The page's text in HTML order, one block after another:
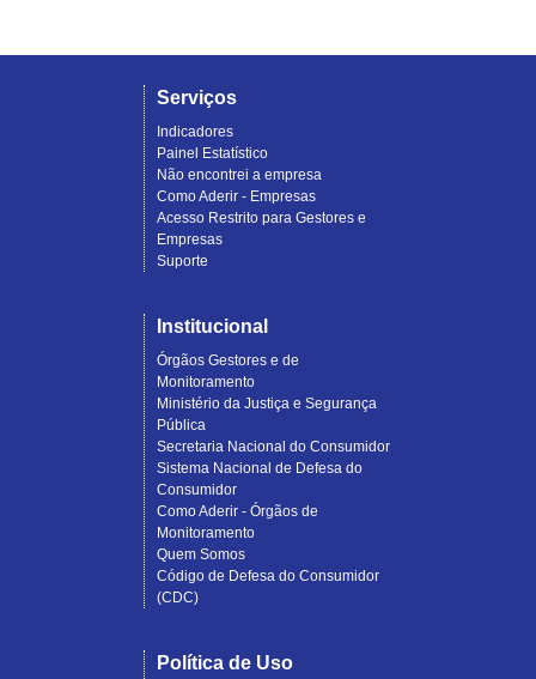
Serviços
Indicadores
Painel Estatístico
Não encontrei a empresa
Como Aderir - Empresas
Acesso Restrito para Gestores e
Empresas
Suporte
Institucional
Órgãos Gestores e de
Monitoramento
Ministério da Justiça e Segurança
Pública
Secretaria Nacional do Consumidor
Sistema Nacional de Defesa do
Consumidor
Como Aderir - Órgãos de
Monitoramento
Quem Somos
Código de Defesa do Consumidor
(CDC)
Política de Uso